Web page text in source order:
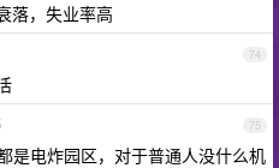
落，失业率高
74
75
是电炸园区，对于普通人没什么机